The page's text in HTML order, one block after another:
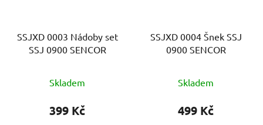
SSJXD 0003 Nádoby set
SSJ 0900 SENCOR
Skladem
399 Kč
SSJXD 0004 Šnek SSJ
0900 SENCOR
Skladem
499 Kč